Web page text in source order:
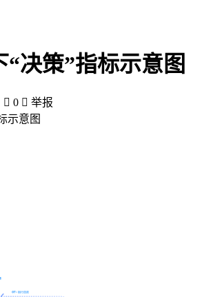
“决策”指标示意图
 0  举报
示意图